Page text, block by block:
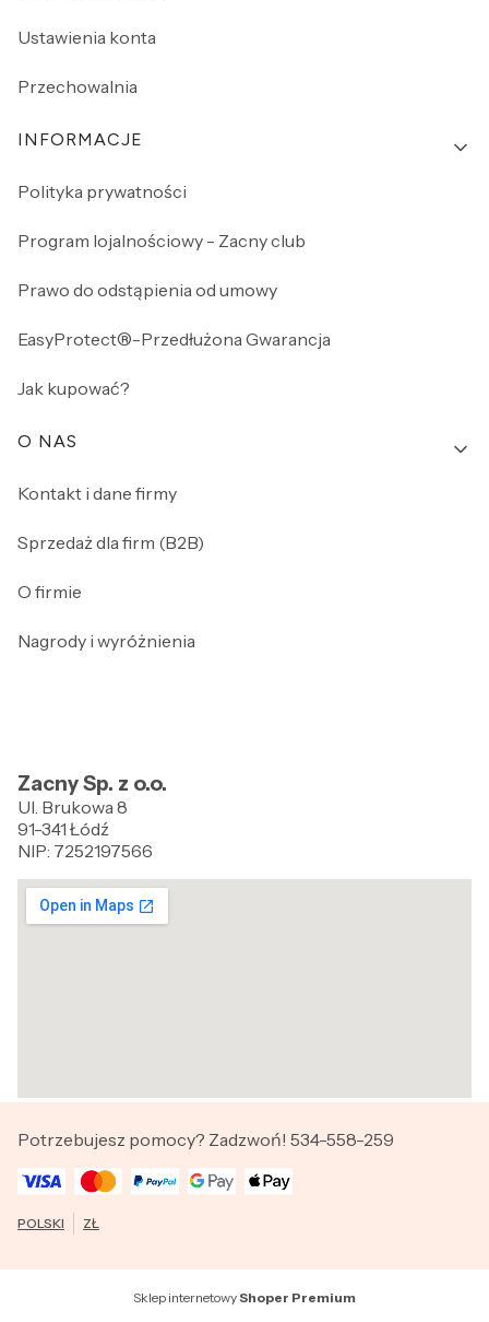
Ustawienia konta
Przechowalnia
INFORMACJE
Polityka prywatności
Program lojalnościowy - Zacny club
Prawo do odstąpienia od umowy
EasyProtect®-Przedłużona Gwarancja
Jak kupować?
O NAS
Kontakt i dane firmy
Sprzedaż dla firm (B2B)
O firmie
Nagrody i wyróżnienia
Zacny Sp. z o.o.
Ul. Brukowa 8
91-341 Łódź
NIP: 7252197566
Potrzebujesz pomocy? Zadzwoń! 534-558-259
POLSKI ZŁ
Sklep internetowyShoper Premium